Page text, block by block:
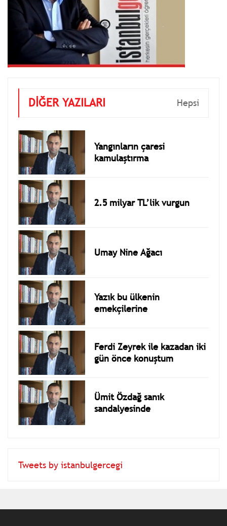
DİĞER YAZILARI Hepsi
Yangınların çaresi
kamulaştırma
2.5 milyar TL’lik vurgun
Umay Nine Ağacı
Yazık bu ülkenin
emekçilerine
Ferdi Zeyrek ile kazadan iki
gün önce konuştum
Ümit Özdağ sanık
sandalyesinde
Tweets by istanbulgercegi